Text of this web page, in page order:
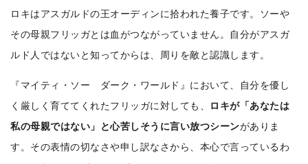
ロキはアスガルドの王オーディンに拾われた養子です。ソーや
その母親フリッガとは血がつながっていません。自分がアスガ
ルド人ではないと知ってからは、周りを敵と認識します。
『マイティ・ソー ダーク・ワールド』において、自分を優し
く厳しく育ててくれたフリッガに対しても、
ロキが「あなたは
私の母親ではない」と心苦しそうに言い放つシーンがありま
す。その表情の切なさや申し訳なさから、本心で言っているわ